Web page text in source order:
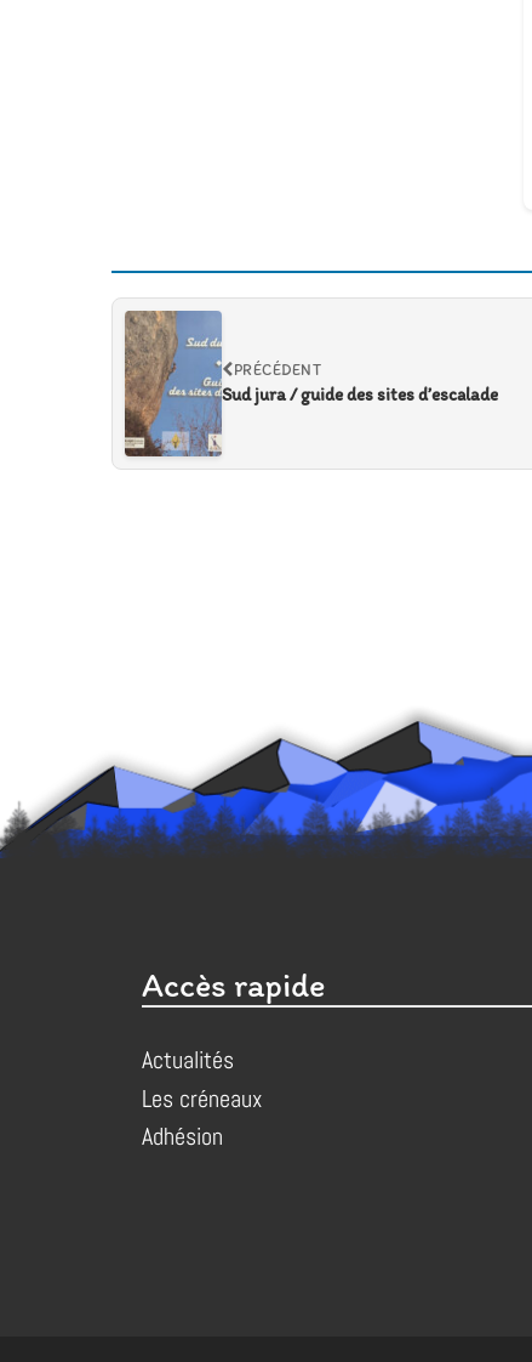
PRÉCÉDENT
Sud jura / guide des sites d’escalade
Accès rapide
Actualités
Les créneaux
Adhésion